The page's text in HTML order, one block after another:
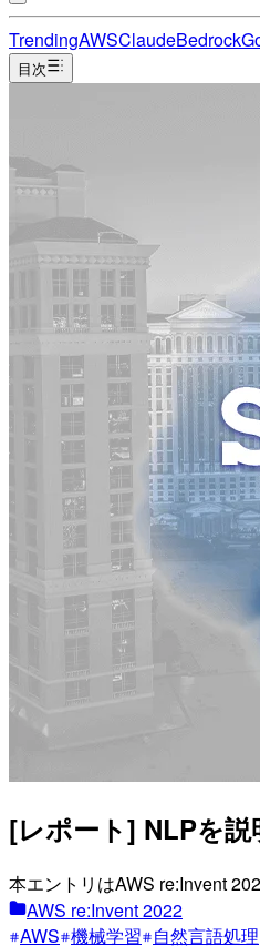
TrendingAWSClaudeBedrock
目次
[レポート] NLPを
本エントリはAWS re:Invent
AWS re:Invent 2022
AWS 機械学習 自然言語処理